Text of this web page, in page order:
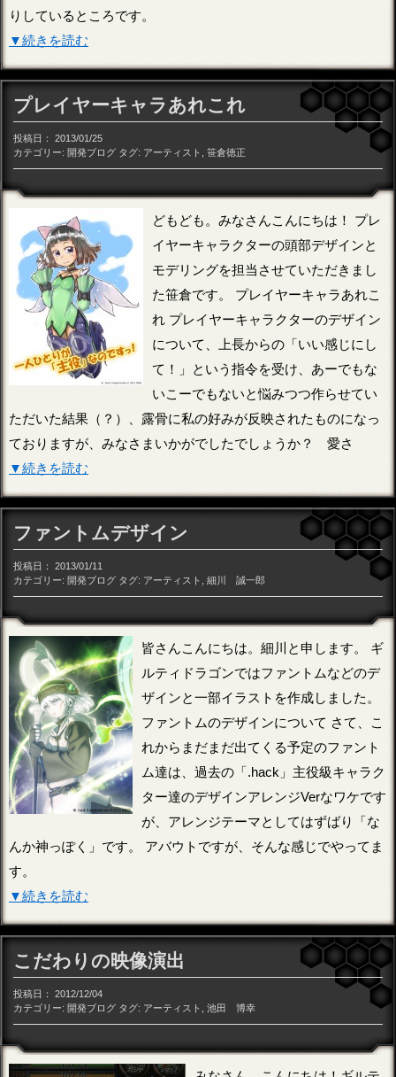
りしているところです。
▼続きを読む
プレイヤーキャラあれこれ
投稿日：
2013/01/25
カテゴリー: 開発ブログ タグ: アーティスト 笹倉徳正
どもども。みなさんこんにちは！ プレ
イヤーキャラクターの頭部デザインと
モデリングを担当させていただきまし
た笹倉です。 プレイヤーキャラあれこ
れ プレイヤーキャラクターのデザイン
について、上長からの「いい感じにし
て！」という指令を受け、あーでもな
いこーでもないと悩みつつ作らせてい
ただいた結果（？）、露骨に私の好みが反映されたものになっ
ておりますが、みなさまいかがでしたでしょうか？ 愛さ
▼続きを読む
ファントムデザイン
投稿日：
2013/01/11
カテゴリー: 開発ブログ タグ: アーティスト 細川 誠一郎
皆さんこんにちは。細川と申します。 ギ
ルティドラゴンではファントムなどのデ
ザインと一部イラストを作成しました。
ファントムのデザインについて さて、こ
れからまだまだ出てくる予定のファント
ム達は、過去の「.hack」主役級キャラク
ター達のデザインアレンジVerなワケです
が、アレンジテーマとしてはずばり「な
んか神っぽく」です。 アバウトですが、そんな感じでやってま
す。
▼続きを読む
こだわりの映像演出
投稿日：
2012/12/04
カテゴリー: 開発ブログ タグ: アーティスト 池田 博幸